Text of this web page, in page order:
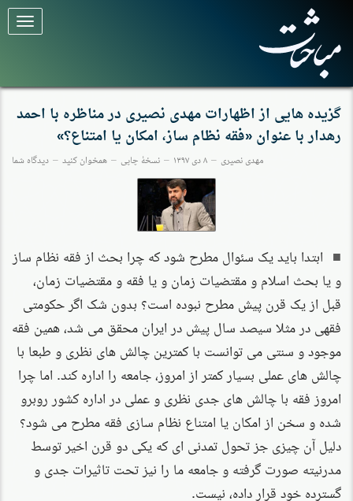
برای
تغییر
کنید
گزیده هایی از اظهارات مهدی نصیری در مناظره با احمد
رهدار با عنوان «فقه نظام ساز، امکان یا امتناع؟»
مهدی نصیری ۸ دی ۱۳۹۷ نسخهٔ چاپی همخوان کنید دیدگاه شما
ابتدا باید یک سئوال مطرح شود که چرا بحث از فقه نظام ساز
و یا بحث اسلام و مقتضیات زمان و یا فقه و مقتضیات زمان،
قبل از یک قرن پیش مطرح نبوده است؟ بدون شک اگر حکومتی
فقهی در مثلا سیصد سال پیش در ایران محقق می شد، همین فقه
موجود و سنتی می توانست با کمترین چالش های نظری و طبعا با
چالش های عملی بسیار کمتر از امروز، جامعه را اداره کند. اما چرا
امروز فقه با چالش های جدی نظری و عملی در اداره کشور روبرو
شده و سخن از امکان یا امتناع نظام سازی فقه مطرح می شود؟
دلیل آن چیزی جز تحول تمدنی ای که یکی دو قرن اخیر توسط
مدرنیته صورت گرفته و جامعه ما را نیز تحت تاثیرات جدی و
گسترده خود قرار داده، نیست.